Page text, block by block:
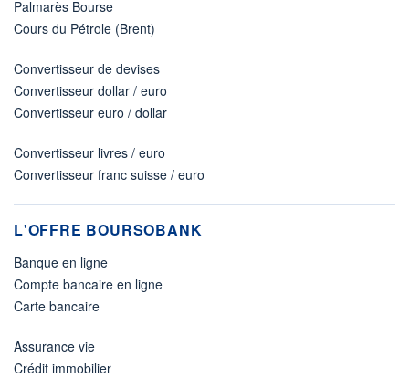
Palmarès Bourse
Cours du Pétrole (Brent)
Convertisseur de devises
Convertisseur dollar / euro
Convertisseur euro / dollar
Convertisseur livres / euro
Convertisseur franc suisse / euro
L'OFFRE BOURSOBANK
Banque en ligne
Compte bancaire en ligne
Carte bancaire
Assurance vie
Crédit immobilier